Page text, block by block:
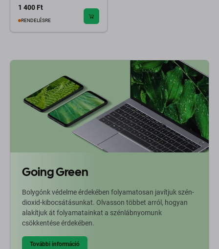
1 400 Ft
RENDELÉSRE
Going Green
Bolygónk védelme érdekében folyamatosan javítjuk szén-
dioxid-kibocsátásunkat. Olvasson többet arról, hogyan
alakítjuk át folyamatainkat a szénlábnyomunk
csökkentése érdekében.
További információ